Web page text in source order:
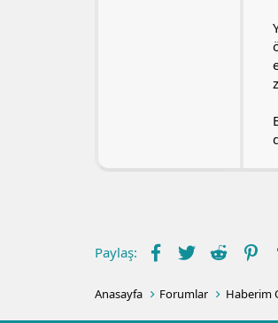
Paylaş: Facebook
TwitterReddit
Anasayfa Forumlar Haberim